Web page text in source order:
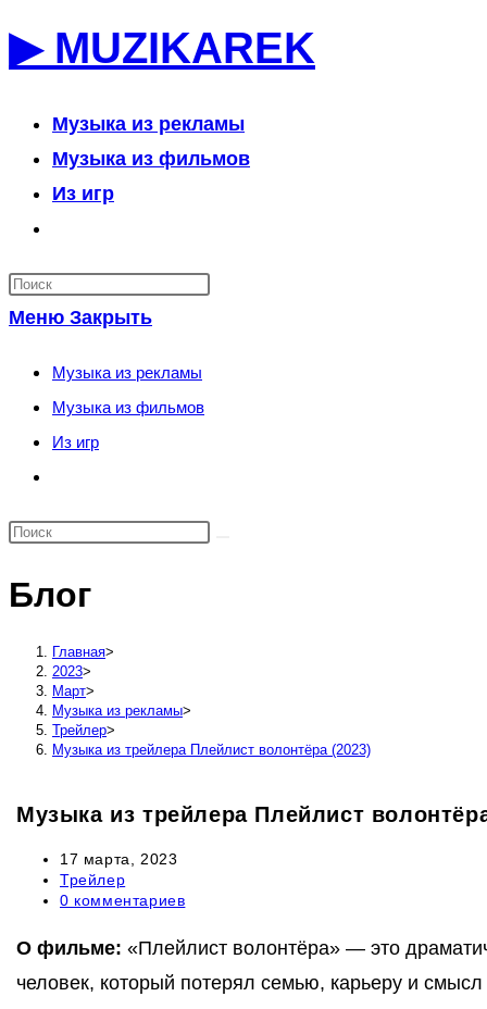
к▶ MUZIKAREK
Музыка из рекламы
Музыка из фильмов
Из игр
по
веб-
сайту
Меню Закрыть
Музыка из рекламы
Музыка из фильмов
Из игр
по
сайту
Блог
Главная>
2023>
Март>
Музыка из рекламы>
Трейлер>
Музыка из трейлера Плейлист волонтёра (2023)
Музыка из трейлера Плейлист
Запись
опубликована:
17 марта, 2023
Рубрика
записи:
Трейлер
Комментарии
записи:
0 комментариев
О фильме: «Плейлист волонтёра» — это
человек, который потерял семью, карьеру и